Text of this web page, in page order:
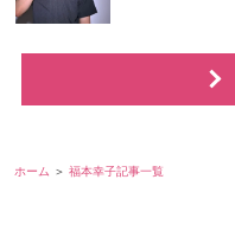
ホーム 福本幸子記事一覧